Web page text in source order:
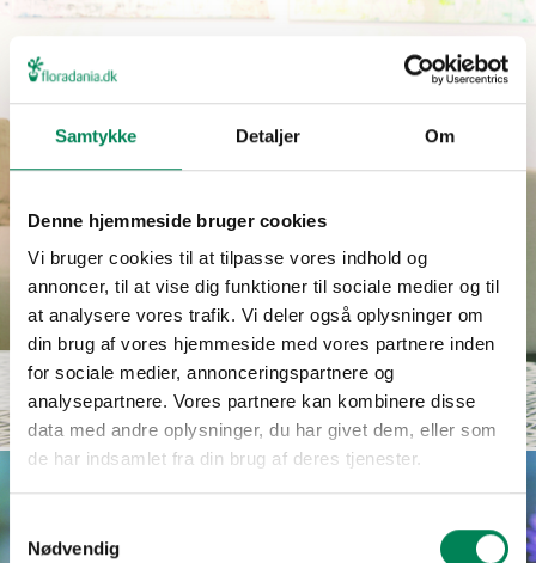
Samtykke Detaljer Om
Denne hjemmeside bruger cookies
Vi bruger cookies til at tilpasse vores indhold og
annoncer, til at vise dig funktioner til sociale medier og til
at analysere vores trafik. Vi deler også oplysninger om
din brug af vores hjemmeside med vores partnere inden
for sociale medier, annonceringspartnere og
analysepartnere. Vores partnere kan kombinere disse
data med andre oplysninger, du har givet dem, eller som
de har indsamlet fra din brug af deres tjenester.
Nødvendig
Aster novi-belgii Læs mere